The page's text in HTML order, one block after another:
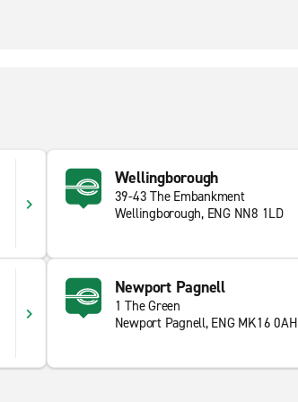
Wellingborough
39-43 The Embankment
Wellingborough, ENG NN8 1LD
Newport Pagnell
1 The Green
Newport Pagnell, ENG MK16 0AH